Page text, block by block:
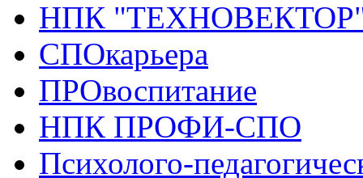
НПК
СПОкарьера
ПРОвоспитание
НПК ПРОФИ-СПО
Психолого-